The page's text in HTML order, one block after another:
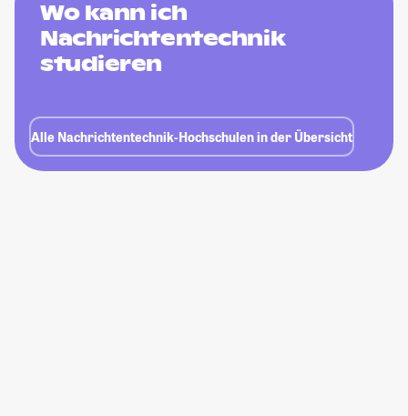
Wo kann ich
Nachrichtentechnik
studieren
Alle Nachrichtentechnik-Hochschulen in der Übersicht